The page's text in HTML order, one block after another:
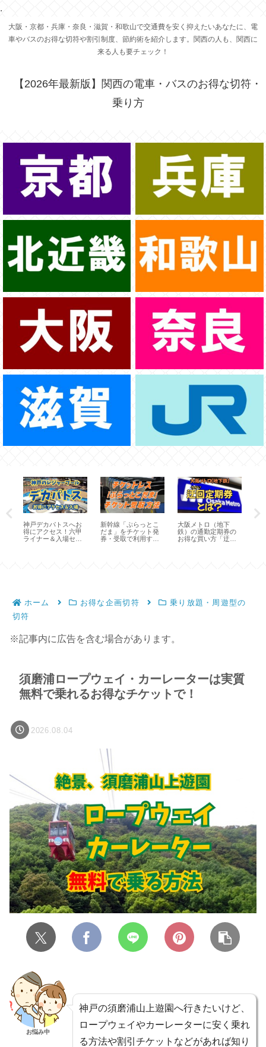
.
大阪・京都・兵庫・奈良・滋賀・和歌山で交通費を安く抑えたいあなたに、電
車やバスのお得な切符や割引制度、節約術を紹介します。関西の人も、関西に
来る人も要チェック！
【2026年最新版】関西の電車・バスのお得な切符・
乗り方
神戸デカパトスへお
得にアクセス！六甲
ライナー＆入場セッ
新幹線「ぷらっとこ
だま」をチケット発
券・受取で利用する
大阪メトロ（地下
鉄）の通勤定期券の
お得な買い方「迂
ホーム お得な企画切符
乗り放題・周遊型の
切符
※記事内に広告を含む場合があります。
須磨浦ロープウェイ・カーレーターは実質
無料で乗れるお得なチケットで！
2026.08.04
お悩み中
神戸の須磨浦山上遊園へ行きたいけど、
ロープウェイやカーレーターに安く乗れ
る方法や割引チケットなどがあれば知り